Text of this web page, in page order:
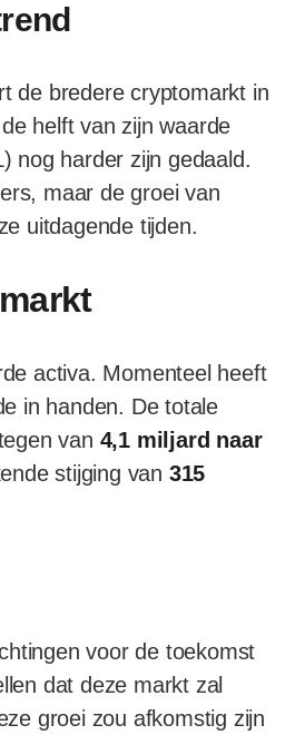
de bredere cryptomarkt in
helft van zijn waarde
nog harder zijn gedaald.
maar de groei van
uitdagende tijden.
activa. Momenteel heeft
in handen. De totale
van 4,1 miljard naar
stijging van 315
voor de toekomst
dat deze markt zal
groei zou afkomstig zijn